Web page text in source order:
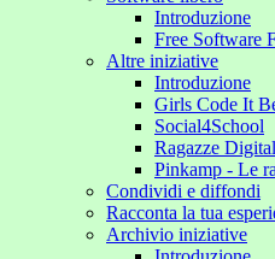
Introduzione
Free Software
Altre iniziative
Introduzione
Girls Code It
Social4School
Ragazze
Pinkamp - Le
Condividi e diffondi
Racconta la tua
Archivio iniziative